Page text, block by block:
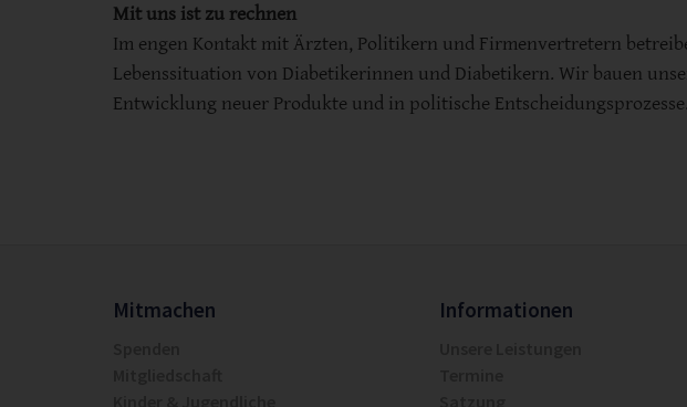
Mit uns ist zu rechnen
Im engen Kontakt mit Ärzten, Politikern und Firmenvertretern
Lebenssituation von Diabetikerinnen und Diabetikern. Wir bauen
Entwicklung neuer Produkte und in politische
Mitmachen Informationen